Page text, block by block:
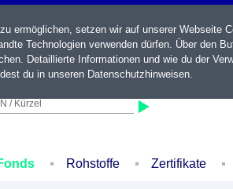
/ Kürzel
Rohstoffe Zertifikate
ermöglichen, setzen wir auf unserer Webseite
Technologien verwenden dürfen. Über den
Detaillierte Informationen und wie du der
du in unseren Datenschutzhinweisen.